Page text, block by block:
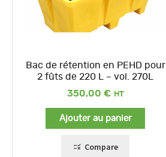
Bac de rétention en PEHD pour
2 fûts de 220 L – vol. 270L
350,00 €
Ajouter au panier
Compare